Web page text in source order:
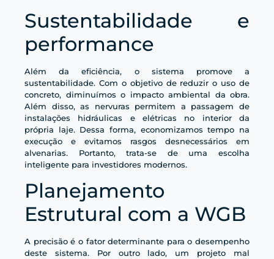
Sustentabilidade e
performance
Além da eficiência, o sistema promove a
sustentabilidade. Com o objetivo de reduzir o uso de
concreto, diminuímos o impacto ambiental da obra.
Além disso, as nervuras permitem a passagem de
instalações hidráulicas e elétricas no interior da
própria laje. Dessa forma, economizamos tempo na
execução e evitamos rasgos desnecessários em
alvenarias. Portanto, trata-se de uma escolha
inteligente para investidores modernos.
Planejamento
Estrutural com a WGB
A precisão é o fator determinante para o desempenho
deste sistema. Por outro lado, um projeto mal